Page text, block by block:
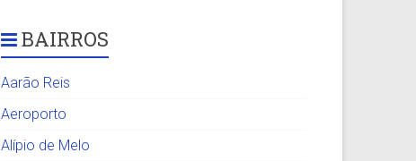
BAIRROS
Aarão Reis
Aeroporto
Alípio de Melo